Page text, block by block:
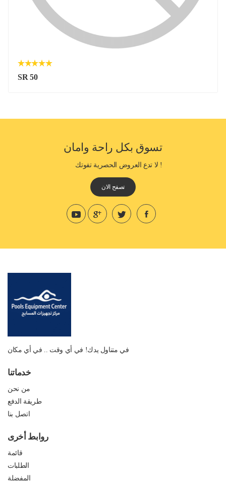
SR 50
تسوق بكل راحة وامان
! لا تدع العروض الحصرية تفوتك
تصفح الان
في متناول يدك! في أي وقت .. في أي مكان
خدماتنا
من نحن
طريقة الدفع
اتصل بنا
روابط أخرى
قائمة
الطلبات
المفضلة